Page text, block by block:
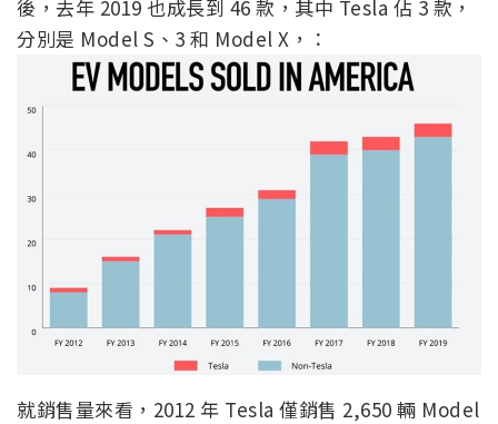
後，去年 2019 也成長到 46 款，其中 Tesla 佔 3 款，
分別是 Model S、3 和 Model X，：
就銷售量來看，2012 年 Tesla 僅銷售 2,650 輛 Model